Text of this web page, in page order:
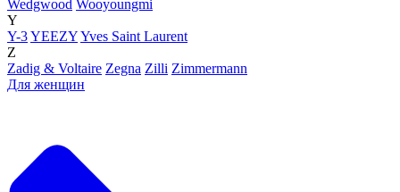
Wedgwood Wooyoungmi
Y
Y-3YEEZYYves Saint Laurent
Z
Zadig & Voltaire Zegna Zilli Zimmermann
Для женщин